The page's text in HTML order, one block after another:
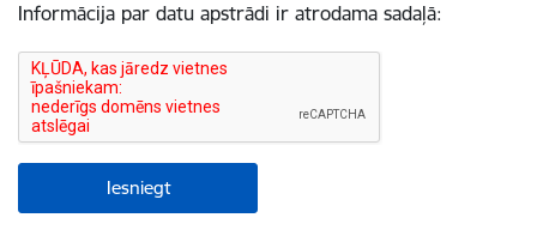
Informācija par datu apstrādi ir atrodama sadaļā: